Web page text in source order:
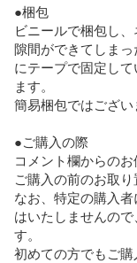
●梱包
ビニールで梱包し
隙間ができてしま
にテープで固定し
ます。
簡易梱包ではござい
●ご購入の際
コメント欄からのお
ご購入の前のお取り
なお、特定の購入
はいたしませんの
す。
初めての方でもご